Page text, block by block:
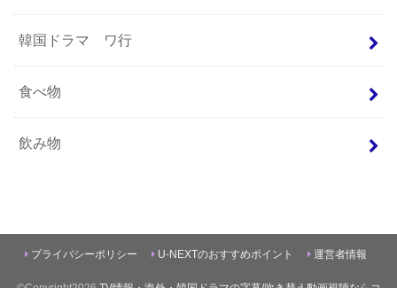
韓国ドラマ ワ行
食べ物
飲み物
プライバシーポリシー U-NEXTのおすすめポイント 運営者情報